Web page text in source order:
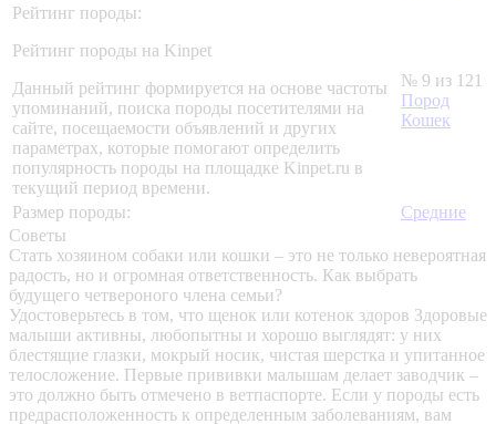
Рейтинг породы:
Рейтинг породы на Kinpet
Данный рейтинг формируется на основе частоты
упоминаний, поиска породы посетителями на
сайте, посещаемости объявлений и других
параметрах, которые помогают определить
популярность породы на площадке Kinpet.ru в
текущий период времени.
№ 9 из 121
Пород
Кошек
Размер породы:
Средние
Советы
Стать хозяином собаки или кошки – это не только невероятная
радость, но и огромная ответственность. Как выбрать
будущего четвероного члена семьи?
Удостоверьтесь в том, что щенок или котенок здоров Здоровые
малыши активны, любопытны и хорошо выглядят: у них
блестящие глазки, мокрый носик, чистая шерстка и упитанное
телосложение. Первые прививки малышам делает заводчик –
это должно быть отмечено в ветпаспорте. Если у породы есть
предрасположенность к определенным заболеваниям, вам